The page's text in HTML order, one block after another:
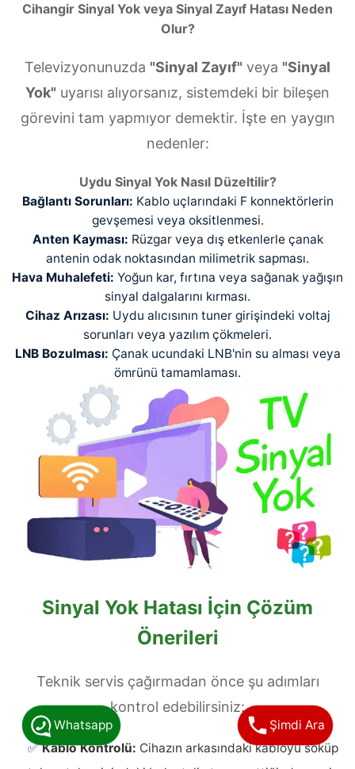
Cihangir Sinyal Yok veya Sinyal Zayıf Hatası Neden
Olur?
Televizyonunuzda "Sinyal Zayıf" veya "Sinyal
Yok" uyarısı alıyorsanız, sistemdeki bir bileşen
görevini tam yapmıyor demektir. İşte en yaygın
nedenler:
Uydu Sinyal Yok Nasıl Düzeltilir?
Bağlantı Sorunları: Kablo uçlarındaki F konnektörlerin
gevşemesi veya oksitlenmesi.
Anten Kayması: Rüzgar veya dış etkenlerle çanak
antenin odak noktasından milimetrik sapması.
Hava Muhalefeti: Yoğun kar, fırtına veya sağanak yağışın
sinyal dalgalarını kırması.
Cihaz Arızası: Uydu alıcısının tuner girişindeki voltaj
sorunları veya yazılım çökmeleri.
LNB Bozulması: Çanak ucundaki LNB'nin su alması veya
ömrünü tamamlaması.
Sinyal Yok Hatası İçin Çözüm
Önerileri
Teknik servis çağırmadan önce şu adımları
kontrol edebilirsiniz:
✅Kablo Kontrolü: Cihazın arkasındaki kabloyu söküp
Şimdi Ara
Whatsapp